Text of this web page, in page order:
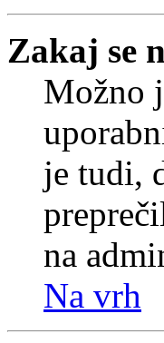
Zakaj se
Možno
je tudi,
na
Na vrh